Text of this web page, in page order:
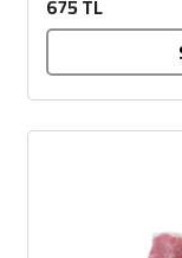
Aged"...